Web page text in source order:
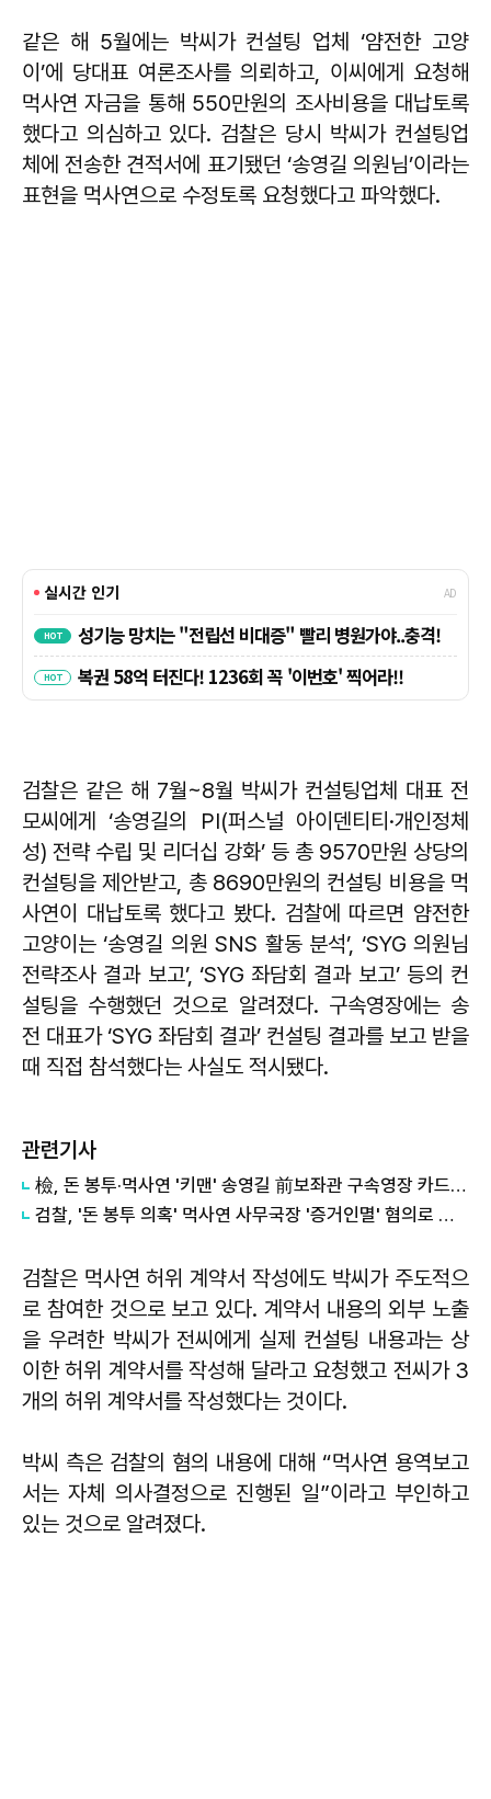
같은 해 5월에는 박씨가 컨설팅 업체 ‘얌전한 고양
이’에 당대표 여론조사를 의뢰하고, 이씨에게 요청해
먹사연 자금을 통해 550만원의 조사비용을 대납토록
했다고 의심하고 있다. 검찰은 당시 박씨가 컨설팅업
체에 전송한 견적서에 표기됐던 ‘송영길 의원님’이라는
표현을 먹사연으로 수정토록 요청했다고 파악했다.
검찰은 같은 해 7월~8월 박씨가 컨설팅업체 대표 전
모씨에게 ‘송영길의 PI(퍼스널 아이덴티티·개인정체
성) 전략 수립 및 리더십 강화’ 등 총 9570만원 상당의
컨설팅을 제안받고, 총 8690만원의 컨설팅 비용을 먹
사연이 대납토록 했다고 봤다. 검찰에 따르면 얌전한
고양이는 ‘송영길 의원 SNS 활동 분석’, ‘SYG 의원님
전략조사 결과 보고’, ‘SYG 좌담회 결과 보고’ 등의 컨
설팅을 수행했던 것으로 알려졌다. 구속영장에는 송
전 대표가 ‘SYG 좌담회 결과’ 컨설팅 결과를 보고 받을
때 직접 참석했다는 사실도 적시됐다.
관련기사
檢, 돈 봉투·먹사연 '키맨' 송영길 前보좌관 구속영장 카드 만지작
검찰, '돈 봉투 의혹' 먹사연 사무국장 '증거인멸' 혐의로 소환 조사
검찰은 먹사연 허위 계약서 작성에도 박씨가 주도적으
로 참여한 것으로 보고 있다. 계약서 내용의 외부 노출
을 우려한 박씨가 전씨에게 실제 컨설팅 내용과는 상
이한 허위 계약서를 작성해 달라고 요청했고 전씨가 3
개의 허위 계약서를 작성했다는 것이다.
박씨 측은 검찰의 혐의 내용에 대해 “먹사연 용역보고
서는 자체 의사결정으로 진행된 일”이라고 부인하고
있는 것으로 알려졌다.